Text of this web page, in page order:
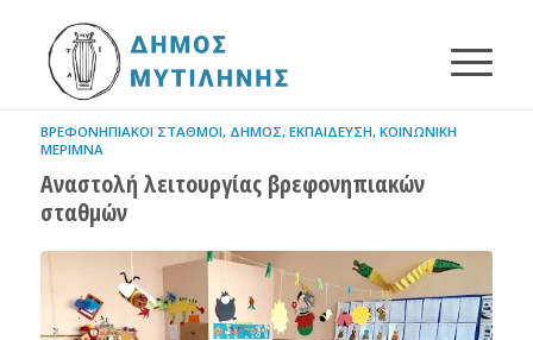
ΒΡΕΦΟΝΗΠΙΑΚΟΊ ΣΤΑΘΜΟΊ, ΔΉΜΟΣ, ΕΚΠΑΊΔΕΥΣΗ, ΚΟΙΝΩΝΙΚΉ
ΜΈΡΙΜΝΑ
Αναστολή λειτουργίας βρεφονηπιακών
σταθμών